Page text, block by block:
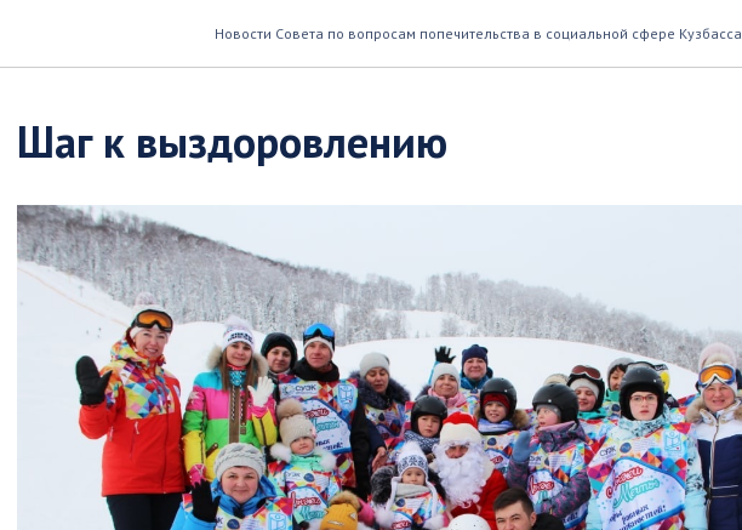
Новости Совета по вопросам попечительства в социальной сфере Кузбасса
Шаг к выздоровлению